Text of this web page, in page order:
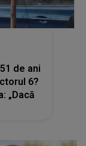
de ani
6?
„Dacă